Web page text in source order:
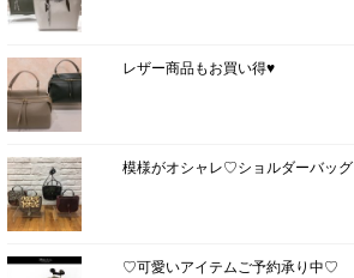
レザー商品もお買い得♥
模様がオシャレ♡ショルダーバッグ
♡可愛いアイテムご予約承り中♡